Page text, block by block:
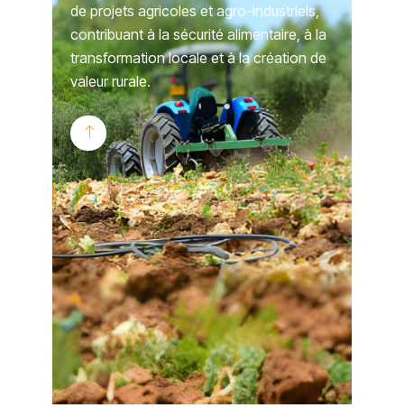
de projets agricoles et agro-industriels,
contribuant à la sécurité alimentaire, à la
transformation locale et à la création de
valeur rurale.